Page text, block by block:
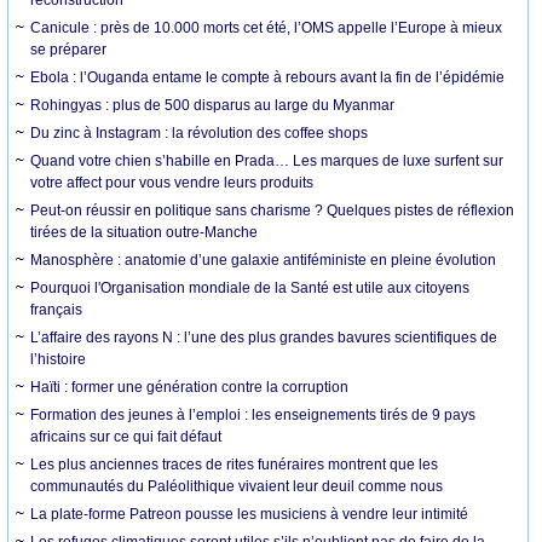
Canicule : près de 10.000 morts cet été, l’OMS appelle l’Europe à mieux
se préparer
Ebola : l’Ouganda entame le compte à rebours avant la fin de l’épidémie
Rohingyas : plus de 500 disparus au large du Myanmar
Du zinc à Instagram : la révolution des coffee shops
Quand votre chien s’habille en Prada… Les marques de luxe surfent sur
votre affect pour vous vendre leurs produits
Peut-on réussir en politique sans charisme ? Quelques pistes de réflexion
tirées de la situation outre-Manche
Manosphère : anatomie d’une galaxie antiféministe en pleine évolution
Pourquoi l'Organisation mondiale de la Santé est utile aux citoyens
français
L’affaire des rayons N : l’une des plus grandes bavures scientifiques de
l’histoire
Haïti : former une génération contre la corruption
Formation des jeunes à l’emploi : les enseignements tirés de 9 pays
africains sur ce qui fait défaut
Les plus anciennes traces de rites funéraires montrent que les
communautés du Paléolithique vivaient leur deuil comme nous
La plate-forme Patreon pousse les musiciens à vendre leur intimité